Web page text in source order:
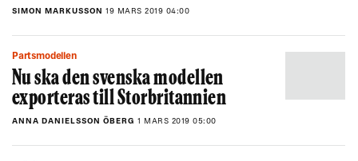
SIMON MARKUSSON 19 MARS 2019 04:00
Partsmodellen
Nu ska den svenska modellen
exporteras till Storbritannien
ANNA DANIELSSON ÖBERG 1 MARS 2019 05:00